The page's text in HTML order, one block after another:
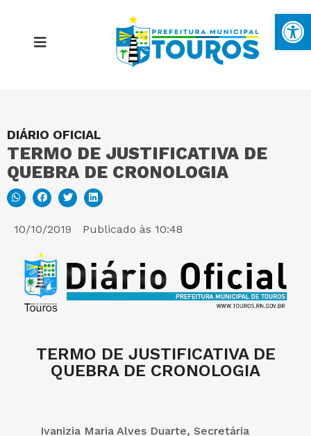
DIÁRIO OFICIAL
TERMO DE JUSTIFICATIVA DE
QUEBRA DE CRONOLOGIA
10/10/2019 Publicado às 10:48
TERMO DE JUSTIFICATIVA DE
QUEBRA DE CRONOLOGIA
Ivanizia Maria Alves Duarte, Secretária
MAPA DO SITE
PORTAL DA TRANSPARÊNCIA
E-SIC
PERGUNTAS FREQUENTES